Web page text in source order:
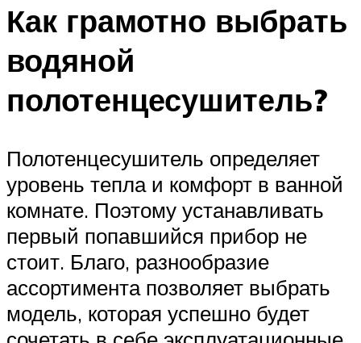
Как грамотно выбрать
водяной
полотенцесушитель?
Полотенцесушитель определяет
уровень тепла и комфорт в ванной
комнате. Поэтому устанавливать
первый попавшийся прибор не
стоит. Благо, разнообразие
ассортимента позволяет выбрать
модель, которая успешно будет